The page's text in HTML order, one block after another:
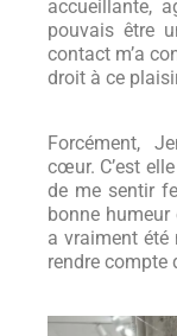
accueillante,
pouvais être
contact m’a
droit à ce
Forcément,
cœur. C’est
de me sentir
bonne
a vraiment été
rendre compte